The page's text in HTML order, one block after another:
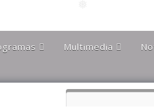
Multimedia
Documentos
Videos